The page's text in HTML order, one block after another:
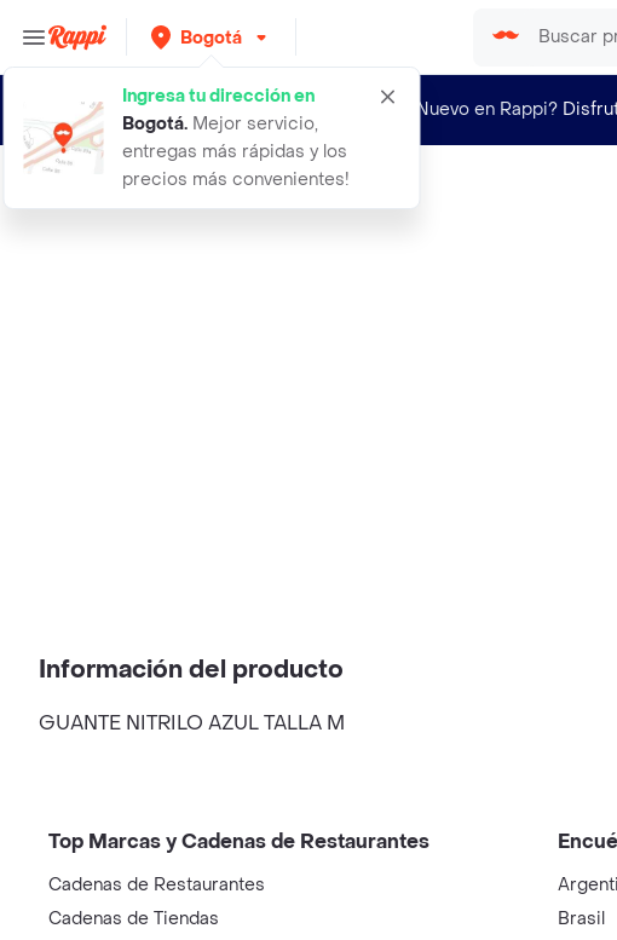
Bogotá
Ingresa tu dirección en
Bogotá. Mejor servicio,
entregas más rápidas y los
precios más convenientes!
¿Nuevo en Rappi?
gaunte de nitrilo azul
Información del producto
GUANTE NITRILO AZUL TALLA M
Top Marcas y Cadenas de Restaurantes
Cadenas de Restaurantes
Cadenas de Tiendas
Brasil